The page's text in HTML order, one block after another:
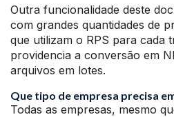
Outra funcionalidade deste
com grandes quantidades de
que utilizam o RPS para cada
providencia a conversão em
arquivos em lotes.
Que tipo de empresa precisa
Todas as empresas, mesmo